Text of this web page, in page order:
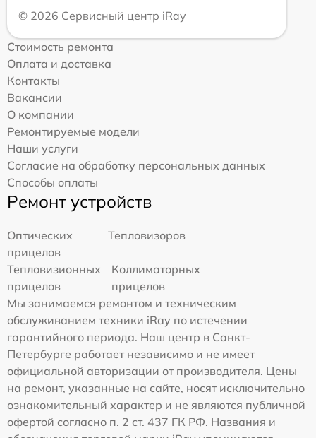
© 2026 Сервисный центр iRay
Стоимость ремонта
Оплата и доставка
Контакты
Вакансии
О компании
Ремонтируемые модели
Наши услуги
Согласие на обработку персональных данных
Способы оплаты
Ремонт устройств
Оптических
прицелов
Тепловизоров
Тепловизионных
прицелов
Коллиматорных
прицелов
Мы занимаемся ремонтом и техническим
обслуживанием техники iRay по истечении
гарантийного периода. Наш центр в Санкт-
Петербурге работает независимо и не имеет
официальной авторизации от производителя. Цены
на ремонт, указанные на сайте, носят исключительно
ознакомительный характер и не являются публичной
офертой согласно п. 2 ст. 437 ГК РФ. Названия и